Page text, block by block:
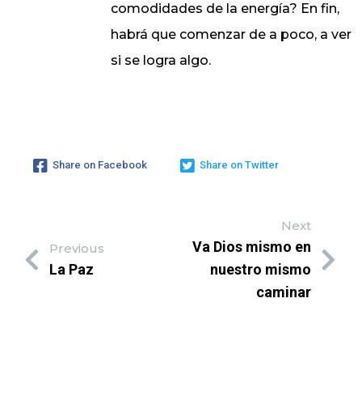
comodidades de la energía? En fin,
habrá que comenzar de a poco, a ver
si se logra algo.
Share on Facebook Share on Twitter
Previous
La Paz
Next
Va Dios mismo en
nuestro mismo
caminar